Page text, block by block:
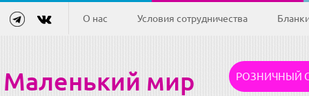
О нас Условия сотрудничества
Маленький мир РОЗНИЧНЫЙ